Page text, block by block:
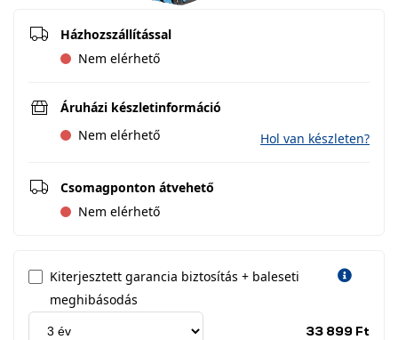
Házhozszállítással
Nem elérhető
Áruházi készletinformáció
Nem elérhető
Hol van készleten?
Csomagponton átvehető
Nem elérhető
Kiterjesztett garancia biztosítás + baleseti
meghibásodás
33 899 Ft